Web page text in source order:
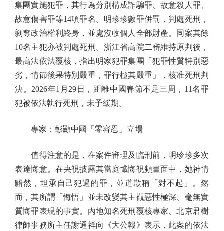
集團實施犯罪，其行為分別構成詐騙罪、故意殺人罪、
故意傷害罪等14項罪名。明珍珍數罪併罰，判處死刑，
剝奪政治權利終身，並處沒收個人全部財產。同案其餘
10名主犯亦被判處死刑。浙江省高院二審維持原判後，
最高法依法覆核，指出明家犯罪集團「犯罪性質特別惡
劣，情節後果特別嚴重，罪行極其嚴重」，核准死刑判
決。2026年1月29日，距離中國春節不足三周，11名罪
犯被依法執行死刑，未予緩期。
專家：彰顯中國「零容忍」立場
值得注意的是，在案件審理及臨刑前，明珍珍多次
表達悔意。在央視披露其當庭懺悔視頻畫面中，她神情
黯然，坦承自己犯過的罪，並道歉稱「對不起」。然
而，其所謂「悔悟」並未改變其主觀惡性極深、毫無實
質悔罪表現的事實。內地知名死刑覆核專家、北京君樹
律師事務所主任謝通祥向《大公報》表示，此案的依法